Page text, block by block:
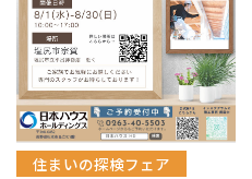
住まいの探検フェア